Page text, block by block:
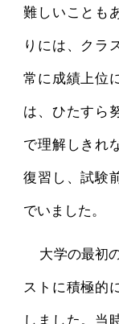
難しいことも
りには、クラ
常に成績上位
は、ひたすら
で理解しきれ
復習し、試験
でいました。
大学の最初
ストに積極的
しました。当